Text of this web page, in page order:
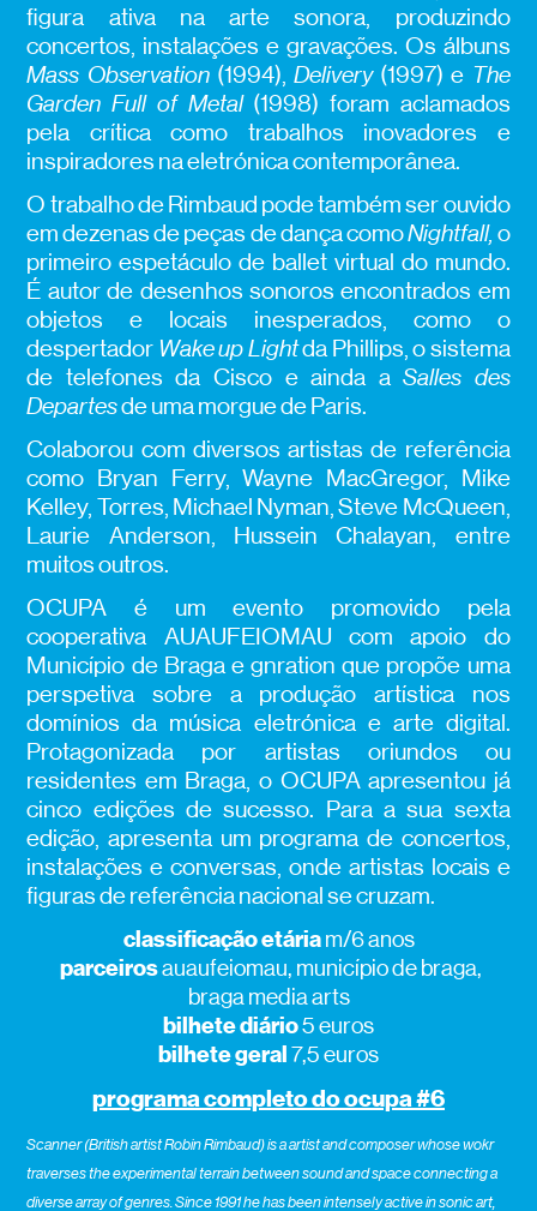
figura ativa na arte sonora, produzindo
concertos, instalações e gravações. Os álbuns
Mass Observation(1994),Delivery(1997) e The
Garden Full of Metal(1998) foram aclamados
pela crítica como trabalhos inovadores e
inspiradores na eletrónica contemporânea.
O trabalho de Rimbaud pode também ser ouvido
em dezenas de peças de dança comoNightfall, o
primeiro espetáculo de ballet virtual do mundo.
É autor de desenhos sonoros encontrados em
objetos e locais inesperados, como o
despertador Wake up Lightda Phillips, o sistema
de telefones da Cisco e ainda aSalles des
Departesde uma morgue de Paris.
Colaborou com diversos artistas de referência
como Bryan Ferry, Wayne MacGregor, Mike
Kelley, Torres, Michael Nyman, Steve McQueen,
Laurie Anderson, Hussein Chalayan, entre
muitos outros.
OCUPA é um evento promovido pela
cooperativa AUAUFEIOMAU com apoio do
Município de Braga e gnration que propõe uma
perspetiva sobre a produção artística nos
domínios da música eletrónica e arte digital.
Protagonizada por artistas oriundos ou
residentes em Braga, o OCUPA apresentou já
cinco edições de sucesso. Para a sua sexta
edição, apresenta um programa de concertos,
instalações e conversas, onde artistas locais e
figuras de referência nacional se cruzam.
classificação etáriam/6 anos
parceirosauaufeiomau, município de braga,
braga media arts
bilhete diário5 euros
bilhete geral 7,5 euros
programa completo do ocupa #6
Scanner (British artist Robin Rimbaud) is a artist and composer whose wokr
traverses the experimental terrain between sound and space connecting a
diverse array of genres. Since 1991 he has been intensely active in sonic art,